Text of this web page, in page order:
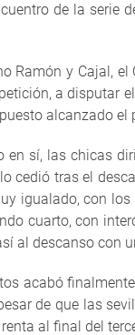
de la serie
Ramón y Cajal,
a disputar
alcanzado
en sí, las chicas
cedió tras el
igualado, con
cuarto, con
al descanso con
acabó
de que las
al final del